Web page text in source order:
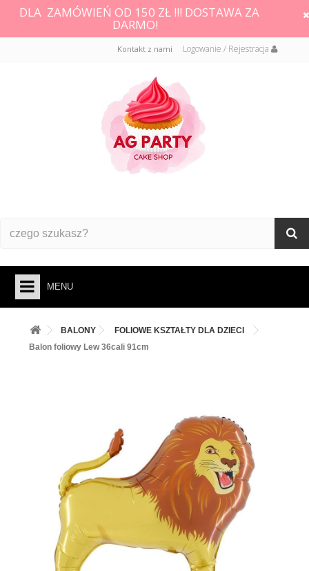
DLA ZAMÓWIEŃ OD 150 ZŁ !!! DOSTAWA ZA
DARMO!
Logowanie / Rejestracja
Kontakt z nami
MENU
PIECZENIE
UROCZYSTOŚCI
PODKŁADY /PRZEKŁADKI/WSPORNIKI/BANKETÓWKI
BALONY
FOLIOWE KSZTAŁTY DLA DZIECI
Balon foliowy Lew 36cali 91cm